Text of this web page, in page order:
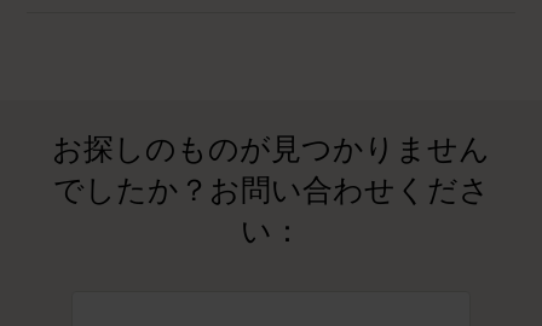
お探しのものが見つかりません
でしたか？お問い合わせくださ
い：